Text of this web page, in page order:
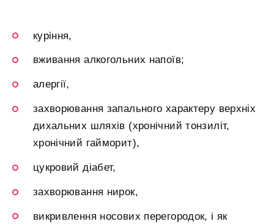
куріння,
вживання алкогольних напоїв;
алергії,
захворювання запального характеру верхніх
дихальних шляхів (хронічний тонзиліт,
хронічний гайморит),
цукровий діабет,
захворювання нирок,
викривлення носових перегородок, і як